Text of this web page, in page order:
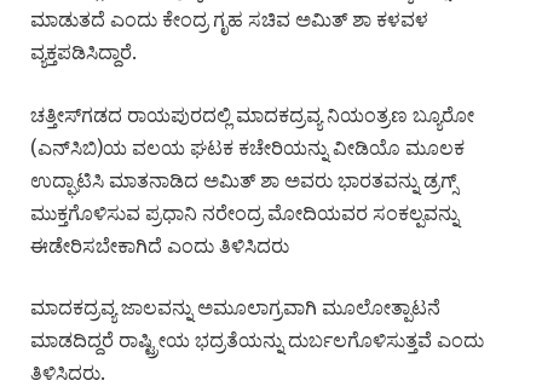
ಮಾಡುತದೆ ಎಂದು ಕೇಂದ್ರ ಗೃಹ ಸಚಿವ ಅಮಿತ್ ಶಾ ಕಳವಳ
ವ್ಯಕ್ತಪಡಿಸಿದ್ದಾರೆ.
ಚತ್ತೀಸ್‌ಗಡದ ರಾಯಪುರದಲ್ಲಿ ಮಾದಕದ್ರವ್ಯ ನಿಯಂತ್ರಣ ಬ್ಯೂರೋ
(ಎನ್‌ಸಿಬಿ)ಯ ವಲಯ ಘಟಕ ಕಚೇರಿಯನ್ನು ವೀಡಿಯೊ ಮೂಲಕ
ಉದ್ಘಾಟಿಸಿ ಮಾತನಾಡಿದ ಅಮಿತ್ ಶಾ ಅವರು ಭಾರತವನ್ನು ಡ್ರಗ್ಸ್‌
ಮುಕ್ತಗೊಳಿಸುವ ಪ್ರಧಾನಿ ನರೇಂದ್ರ ಮೋದಿಯವರ ಸಂಕಲ್ಪವನ್ನು
ಈಡೇರಿಸಬೇಕಾಗಿದೆ ಎಂದು ತಿಳಿಸಿದರು
ಮಾದಕದ್ರವ್ಯ ಜಾಲವನ್ನು ಅಮೂಲಾಗ್ರವಾಗಿ ಮೂಲೋತ್ಪಾಟನೆ
ಮಾಡದಿದ್ದರೆ ರಾಷ್ಟ್ರೀಯ ಭದ್ರತೆಯನ್ನು ದುರ್ಬಲಗೊಳಿಸುತ್ತವೆ ಎಂದು
ತಿಳಿಸಿದರು.